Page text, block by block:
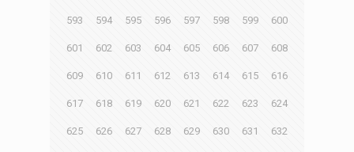
593 594 595 596 597 598 599 600
601 602 603 604 605 606 607 608
609 610 611 612 613 614 615 616
617 618 619 620 621 622 623 624
625 626 627 628 629 630 631 632